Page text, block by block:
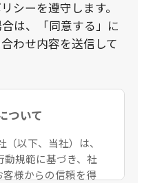
シーを遵守します。
は、「同意する」に
わせ内容を送信して
ついて
以下、当社）は、
動規範に基づき、社
様からの信頼を得